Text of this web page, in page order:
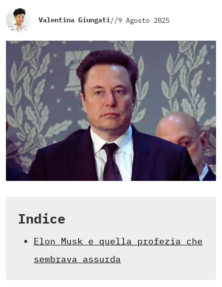
Valentina Giungati//9 Agosto 2025
Indice
Elon Musk e quella profezia che
sembrava assurda